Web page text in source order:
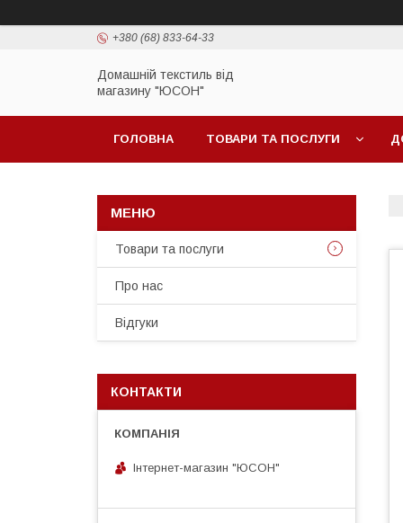
+380 (68) 833-64-33
Домашній текстиль від
магазину "ЮСОН"
ГОЛОВНА ТОВАРИ ТА ПОСЛУГИ
Товари та послуги
Про нас
Вiдгуки
КОНТАКТИ
Інтернет-магазин "ЮСОН"